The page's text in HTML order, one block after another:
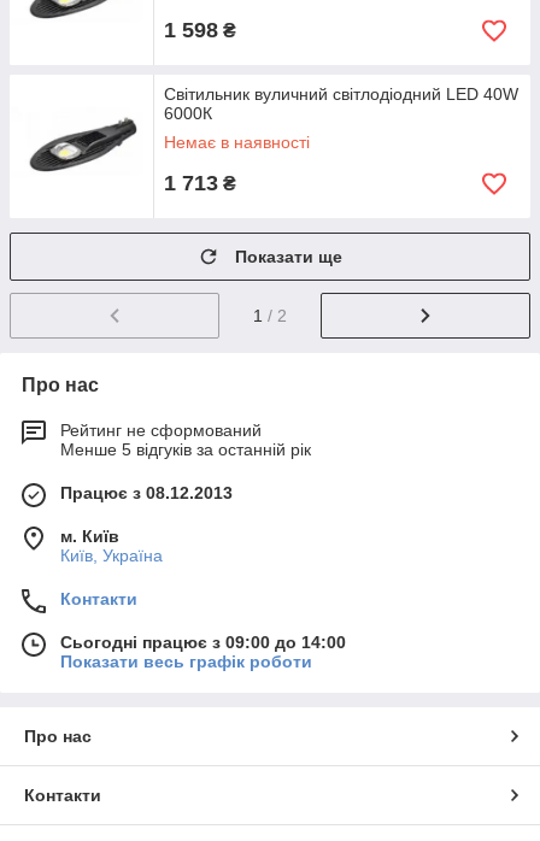
1 598 ₴
Світильник вуличний світлодіодний LED 40W
6000К
Немає в наявності
1 713 ₴
Показати ще
1 / 2
Про нас
Рейтинг не сформований
Менше 5 відгуків за останній рік
Працює з 08.12.2013
м. Київ
Київ, Україна
Контакти
Сьогодні працює з 09:00 до 14:00
Показати весь графік роботи
Про нас
Контакти